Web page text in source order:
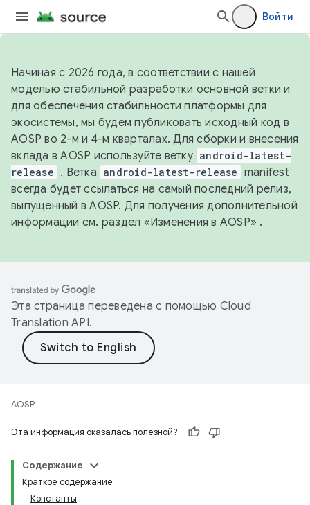
Войти
Начиная с 2026 года, в соответствии с нашей
моделью стабильной разработки основной ветки и
для обеспечения стабильности платформы для
экосистемы, мы будем публиковать исходный код в
AOSP во 2-м и 4-м кварталах. Для сборки и внесения
вклада в AOSP используйте ветку android-latest-
release . Ветка android-latest-release manifest
всегда будет ссылаться на самый последний релиз,
выпущенный в AOSP. Для получения дополнительной
информации см. раздел «Изменения в AOSP» .
Эта страница переведена с помощью Cloud
Translation API.
AOSP
Эта информация оказалась полезной?
Содержание
Краткое содержание
Константы